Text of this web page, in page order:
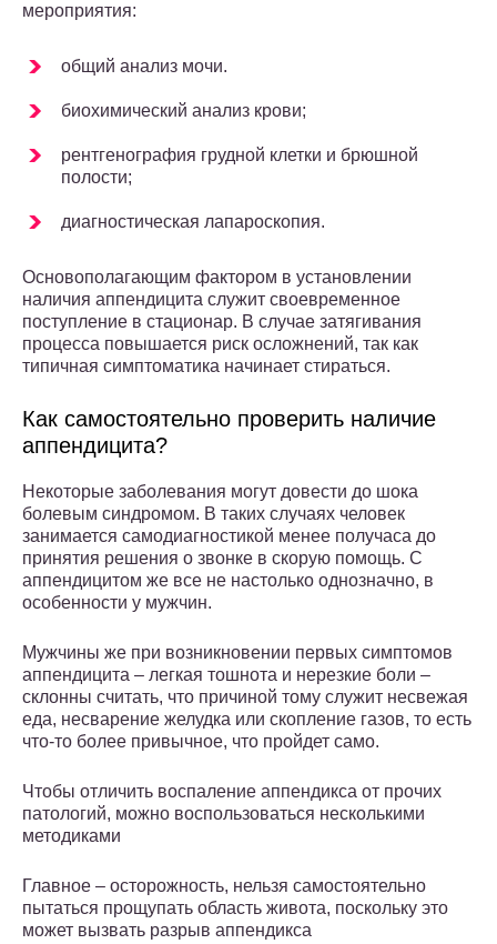
мероприятия:
общий анализ мочи.
биохимический анализ крови;
рентгенография грудной клетки и брюшной
полости;
диагностическая лапароскопия.
Основополагающим фактором в установлении
наличия аппендицита служит своевременное
поступление в стационар. В случае затягивания
процесса повышается риск осложнений, так как
типичная симптоматика начинает стираться.
Как самостоятельно проверить наличие
аппендицита?
Некоторые заболевания могут довести до шока
болевым синдромом. В таких случаях человек
занимается самодиагностикой менее получаса до
принятия решения о звонке в скорую помощь. С
аппендицитом же все не настолько однозначно, в
особенности у мужчин.
Мужчины же при возникновении первых симптомов
аппендицита – легкая тошнота и нерезкие боли –
склонны считать, что причиной тому служит несвежая
еда, несварение желудка или скопление газов, то есть
что-то более привычное, что пройдет само.
Чтобы отличить воспаление аппендикса от прочих
патологий, можно воспользоваться несколькими
методиками
Главное – осторожность, нельзя самостоятельно
пытаться прощупать область живота, поскольку это
может вызвать разрыв аппендикса